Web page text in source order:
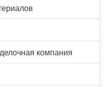
компания